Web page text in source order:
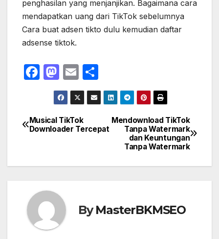
penghasilan yang menjanjikan. Bagaimana cara
mendapatkan uang dari TikTok sebelumnya
Cara buat adsen tikto dulu kemudian daftar
adsense tiktok.
F
e
b
o
M
a
st
o
d
n
E
m
ail
h
ar
Navigasi
Mendownload TikTok
Tanpa Watermark
dan Keuntungan
Tanpa Watermark
Musical TikTok
Downloader Tercepat
ByMasterBKMSEO